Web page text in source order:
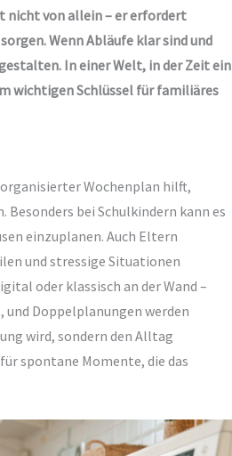
nicht von allein – er erfordert
Wenn Abläufe klar sind und
In einer Welt, in der Zeit ein
wichtigen Schlüssel für familiäres
Wochenplan hilft,
bei Schulkindern kann es
einzuplanen. Auch Eltern
und stressige Situationen
oder klassisch an der Wand –
und Doppelplanungen werden
wird, sondern den Alltag
spontane Momente, die das